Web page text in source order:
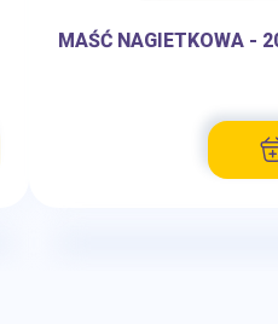
MAŚĆ NAGIETKOWA -